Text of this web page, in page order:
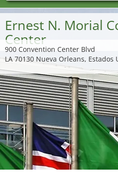
Ernest N. Morial
Center
900 Convention Center Blvd
LA 70130 Nueva Orleans, Estados
Nombres de ferias Países
Sectores de ferias
Sectores de proveedor de